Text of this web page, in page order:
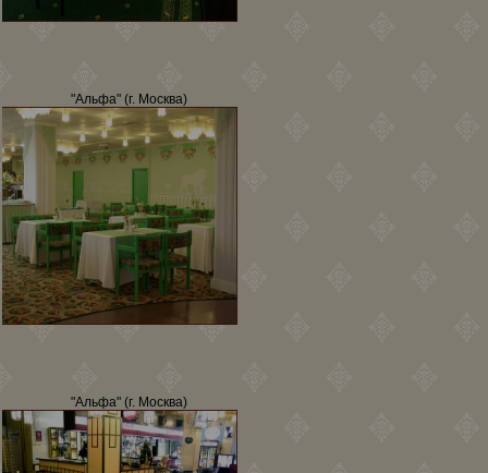
"Альфа" (г. Москва)
"Альфа" (г. Москва)